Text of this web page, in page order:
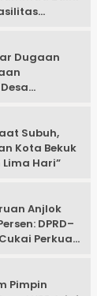
Dugaan
Subuh,
Kota Bekuk
Hari”
Anjlok
DPRD–
Perkuat
Pimpin